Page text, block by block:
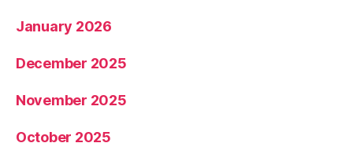
January 2026
December 2025
November 2025
October 2025